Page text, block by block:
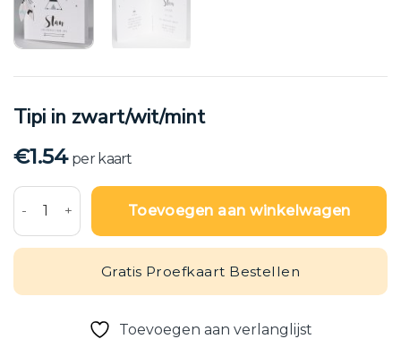
Tipi in zwart/wit/mint
€1.54 per kaart
Tipi in zwart/wit/mint aantal
Toevoegen aan winkelwagen
Gratis Proefkaart Bestellen
Toevoegen aan verlanglijst